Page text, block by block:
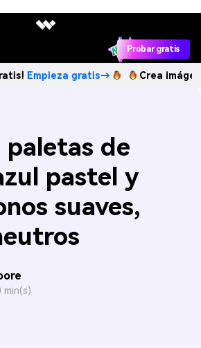
Probar gratis
gratis→ Crea imágenes IA
paletas de
pastel y
suaves,
min(s)